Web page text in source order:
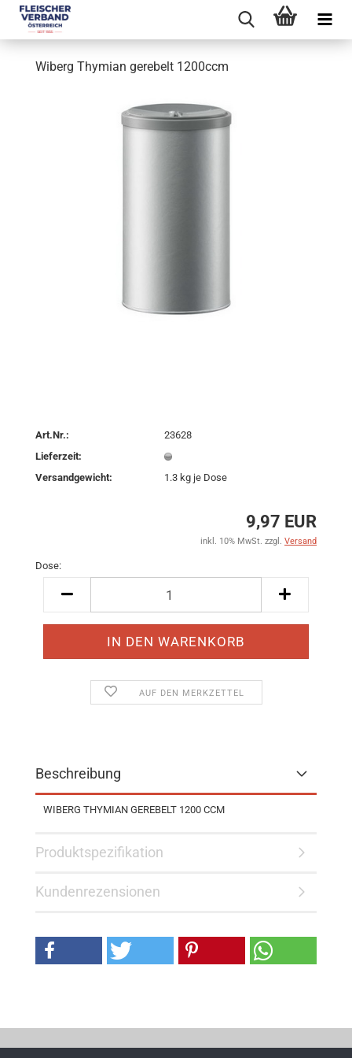
Wiberg Thymian gerebelt 1200ccm
Art.Nr.:
23628
Lieferzeit:
Versandgewicht:
1.3 kg je Dose
9,97 EUR
inkl. 10% MwSt. zzgl. Versand
Dose:
AUF DEN MERKZETTEL
Beschreibung
WIBERG THYMIAN GEREBELT 1200 CCM
Produktspezifikation
Kundenrezensionen